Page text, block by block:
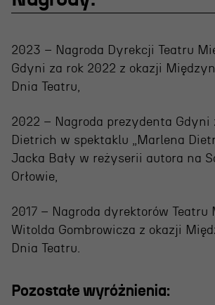
OSIECKA.
reż. Jacek Bała
2023 – Nagroda Dyrekcji Teatru
Gdyni za rok 2022 z okazji
Dnia Teatru,
2022 – Nagroda prezydenta Gdyni
Dietrich w spektaklu „Marlena
Jacka Bały w reżyserii autora na
Orłowie,
2017 – Nagroda dyrektorów Teatru
Witolda Gombrowicza z okazji
Dnia Teatru.
Pozostałe wyróżnienia: